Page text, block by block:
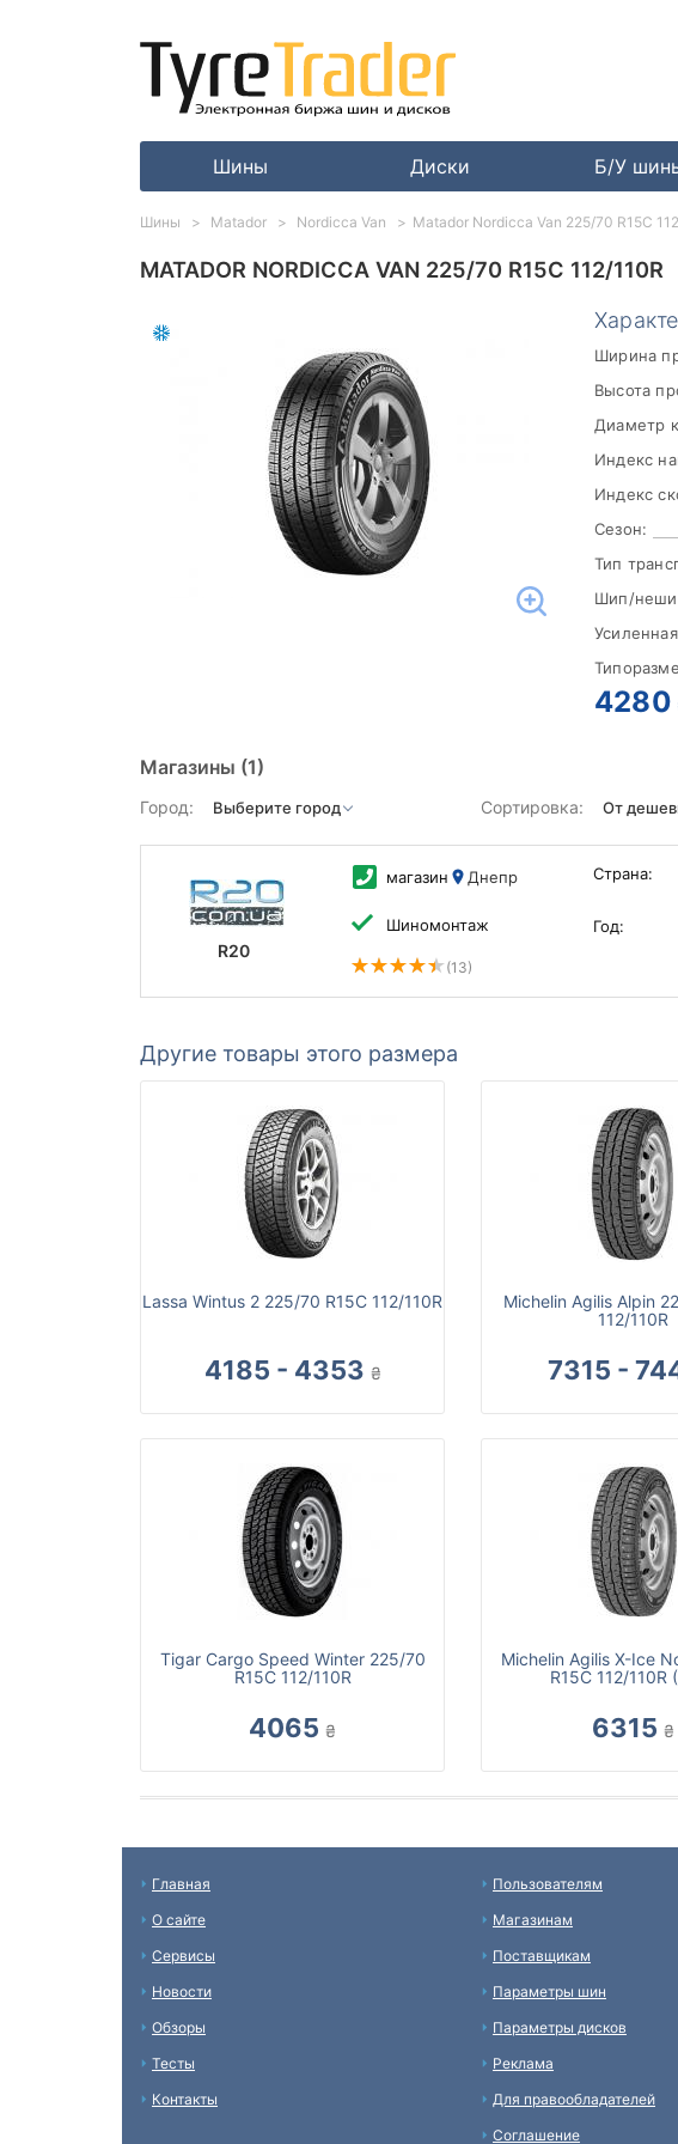
Шины Диски Б/У
MATADOR NORDICCA VAN 225/70 R15C 112/110R
Ширина
Высота
Диаметр
Индекс
Индекс
Сезон:
Тип
Шип/
4280
Магазины (1)
Город: Сортировка:
R20
магазин Днепр
Шиномонтаж
(13)
Страна:
Год:
Другие товары этого размера
Lassa Wintus 2 225/70 R15C 112/110R
4185 - 4353 ₴
Michelin Agilis Alpin
112/110R
7315 -
Tigar Cargo Speed Winter 225/70
R15C 112/110R
4065 ₴
Michelin Agilis X-Ice
R15C 112/110R
6315 ₴
Шины Matador Nordicca Van Matador Nordicca Van 225/70 R15C
Главная
О сайте
Сервисы
Новости
Обзоры
Тесты
Контакты
Пользователям
Магазинам
Поставщикам
Параметры шин
Параметры дисков
Реклама
Для правообладателей
Соглашение